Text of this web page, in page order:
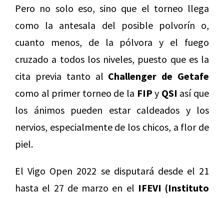
Pero no solo eso, sino que el torneo llega
como la antesala del posible polvorín o,
cuanto menos, de la pólvora y el fuego
cruzado a todos los niveles, puesto que es la
cita previa tanto al Challenger de Getafe
como al primer torneo de la FIP y QSI así que
los ánimos pueden estar caldeados y los
nervios, especialmente de los chicos, a flor de
piel.
El Vigo Open 2022 se disputará desde el 21
hasta el 27 de marzo en el IFEVI (Instituto